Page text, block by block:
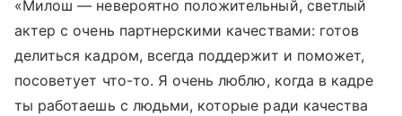
«Милош — невероятно положительный, светлый
актер с очень партнерскими качествами: готов
делиться кадром, всегда поддержит и поможет,
посоветует что-то. Я очень люблю, когда в кадре
ты работаешь с людьми, которые ради качества